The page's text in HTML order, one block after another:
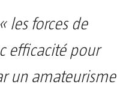
« les forces de
efficacité pour
un amateurisme